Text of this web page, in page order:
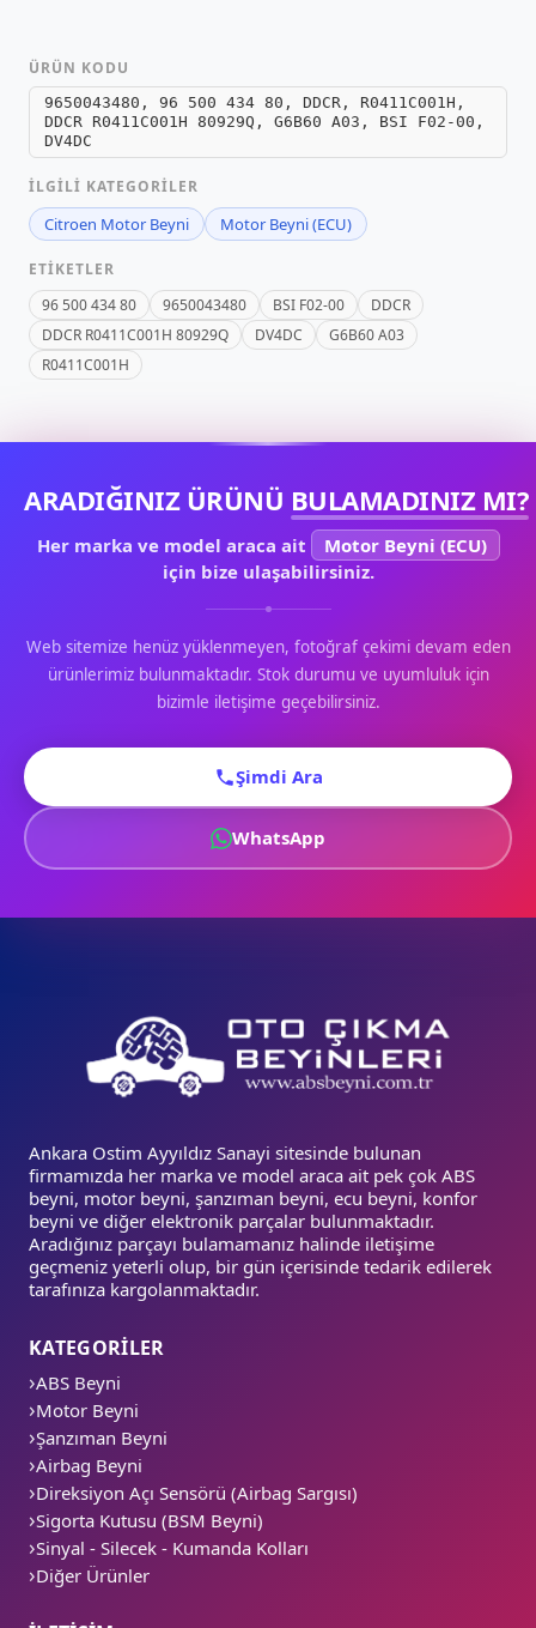
ÜRÜN KODU
9650043480, 96 500 434 80, DDCR, R0411C001H,
DDCR R0411C001H 80929Q, G6B60 A03, BSI F02-00,
DV4DC
İLGILI KATEGORILER
Citroen Motor Beyni Motor Beyni (ECU)
ETIKETLER
96 500 434 80
9650043480 BSI F02-00
DDCR
DDCR R0411C001H 80929Q
DV4DC
G6B60 A03
R0411C001H
ARADIĞINIZ ÜRÜNÜ BULAMADINIZ MI?
Her marka ve model araca ait
Motor Beyni (ECU)
için bize ulaşabilirsiniz.
Web sitemize henüz yüklenmeyen, fotoğraf çekimi devam eden
ürünlerimiz bulunmaktadır. Stok durumu ve uyumluluk için
bizimle iletişime geçebilirsiniz.
Şimdi Ara
WhatsApp
Ankara Ostim Ayyıldız Sanayi sitesinde bulunan
firmamızda her marka ve model araca ait pek çok ABS
beyni, motor beyni, şanzıman beyni, ecu beyni, konfor
beyni ve diğer elektronik parçalar bulunmaktadır.
Aradığınız parçayı bulamamanız halinde iletişime
geçmeniz yeterli olup, bir gün içerisinde tedarik edilerek
tarafınıza kargolanmaktadır.
KATEGORİLER
ABS Beyni
Motor Beyni
Şanzıman Beyni
Airbag Beyni
Direksiyon Açı Sensörü (Airbag Sargısı)
Sigorta Kutusu (BSM Beyni)
Sinyal - Silecek - Kumanda Kolları
Diğer Ürünler